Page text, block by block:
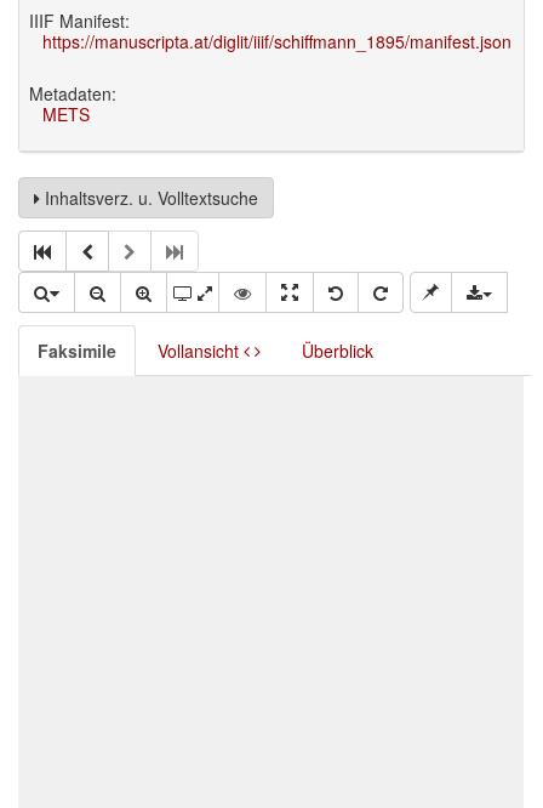
IIIF Manifest:
https://manuscripta.at/diglit/iiif/schiffmann_1895/manifest.json
Metadaten:
METS
Inhaltsverz. u. Volltextsuche
Faksimile Vollansicht Überblick